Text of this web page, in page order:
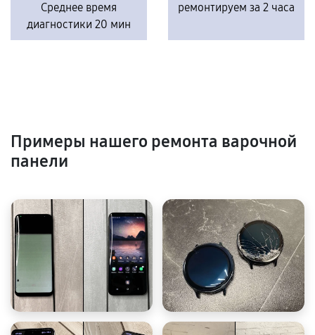
Среднее время
диагностики 20 мин
ремонтируем за 2 часа
Примеры нашего ремонта варочной
панели